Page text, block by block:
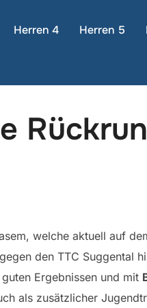
Herren 4 Herren 5
welche aktuell auf
den TTC Suggental
Ergebnissen und mit
als zusätzlicher